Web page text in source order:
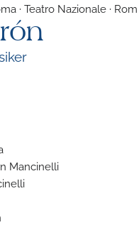
· Teatro Nazionale · Rom
Mancinelli